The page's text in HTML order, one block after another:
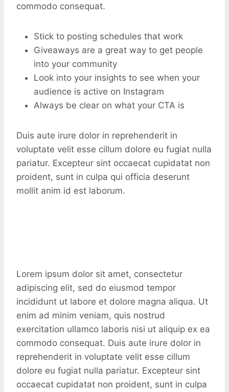
commodo consequat.
Stick to posting schedules that work
Giveaways are a great way to get people
into your community
Look into your insights to see when your
audience is active on Instagram
Always be clear on what your CTA is
Duis aute irure dolor in reprehenderit in
voluptate velit esse cillum dolore eu fugiat nulla
pariatur. Excepteur sint occaecat cupidatat non
proident, sunt in culpa qui officia deserunt
mollit anim id est laborum.
Lorem ipsum dolor sit amet, consectetur
adipiscing elit, sed do eiusmod tempor
incididunt ut labore et dolore magna aliqua. Ut
enim ad minim veniam, quis nostrud
exercitation ullamco laboris nisi ut aliquip ex ea
commodo consequat. Duis aute irure dolor in
reprehenderit in voluptate velit esse cillum
dolore eu fugiat nulla pariatur. Excepteur sint
occaecat cupidatat non proident, sunt in culpa